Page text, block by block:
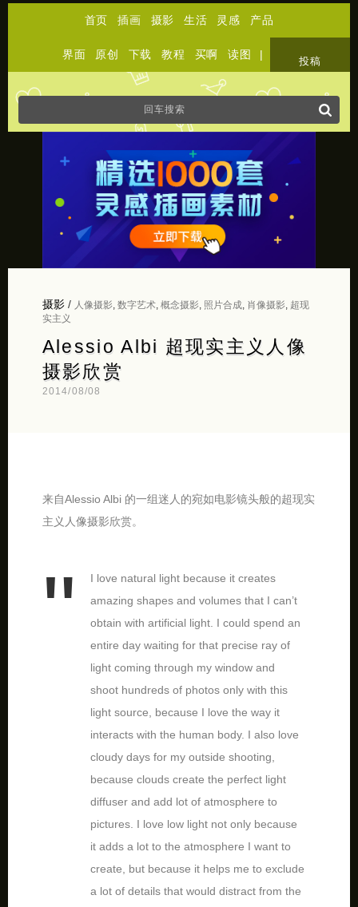
首页 插画 摄影 生活 灵感 产品
界面 原创 下载 教程 买啊 读图 |
投稿
摄影/ 人像摄影, 数字艺术, 概念摄影, 照片合成, 肖像摄影, 超现
实主义
Alessio Albi 超现实主义人像
摄影欣赏
2014/08/08
来自Alessio Albi 的一组迷人的宛如电影镜头般的超现实
主义人像摄影欣赏。
I love natural light because it creates
amazing shapes and volumes that I can’t
obtain with artificial light. I could spend an
entire day waiting for that precise ray of
light coming through my window and
shoot hundreds of photos only with this
light source, because I love the way it
interacts with the human body. I also love
cloudy days for my outside shooting,
because clouds create the perfect light
diffuser and add lot of atmosphere to
pictures. I love low light not only because
it adds a lot to the atmosphere I want to
create, but because it helps me to exclude
a lot of details that would distract from the